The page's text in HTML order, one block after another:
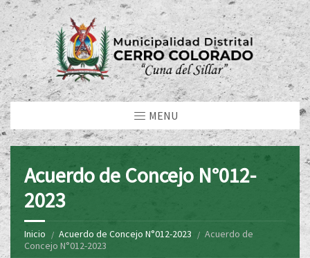
MENU
Acuerdo de Concejo N°012-
2023
Inicio Acuerdo de Concejo N°012-2023
Acuerdo de
Concejo N°012-2023